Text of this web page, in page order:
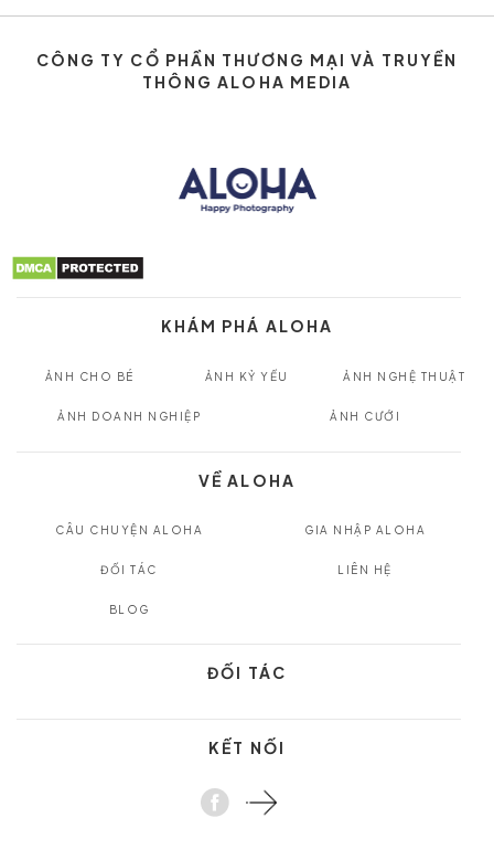
CÔNG TY CỔ PHẦN THƯƠNG MẠI VÀ TRUYỀN
THÔNG ALOHA MEDIA
KHÁM PHÁ ALOHA
ẢNH CHO BÉ ẢNH KỶ YẾU ẢNH NGHỆ THUẬT
ẢNH DOANH NGHIỆP ẢNH CƯỚI
VỀ ALOHA
CÂU CHUYỆN ALOHA GIA NHẬP ALOHA
ĐỐI TÁC LIÊN HỆ
BLOG
ĐỐI TÁC
KẾT NỐI